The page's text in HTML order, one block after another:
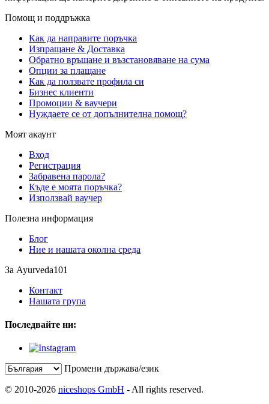
Помощ и поддръжка
Как да направите поръчка
Изпращане & Доставка
Обратно връщане и възстановяване на сума
Опции за плащане
Как да ползвате профила си
Бизнес клиенти
Промоции & ваучери
Нуждаете се от допълнителна помощ?
Моят акаунт
Вход
Регистрация
Забравена парола?
Къде е моята поръчка?
Използвай ваучер
Полезна информация
Блог
Ние и нашата околна среда
За Ayurveda101
Контакт
Нашата група
Последвайте ни:
Промени държава/език
© 2010-2026 niceshops GmbH - All rights reserved.